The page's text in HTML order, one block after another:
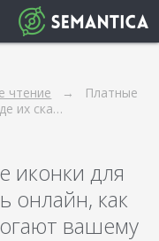
чтение
Платные
их ска…
иконки для
онлайн, как
вашему